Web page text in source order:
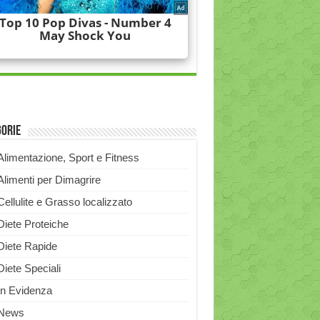
Sport e Fitness
per Dimagrire
e Grasso localizzato
Proteiche
Rapide
Speciali
Evidenza